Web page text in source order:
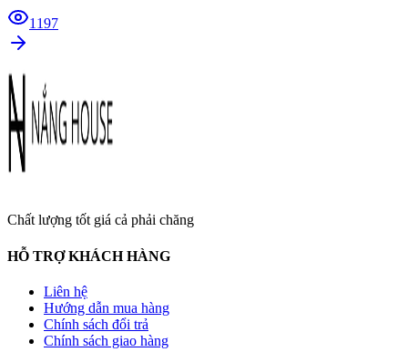
1197
Chất lượng tốt giá cả phải chăng
HỖ TRỢ KHÁCH HÀNG
Liên hệ
Hướng dẫn mua hàng
Chính sách đổi trả
Chính sách giao hàng